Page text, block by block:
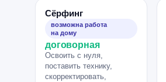
Сёрфинг
возможна работа
на дому
договорная
Освоить с нуля,
поставить технику,
скорректировать,